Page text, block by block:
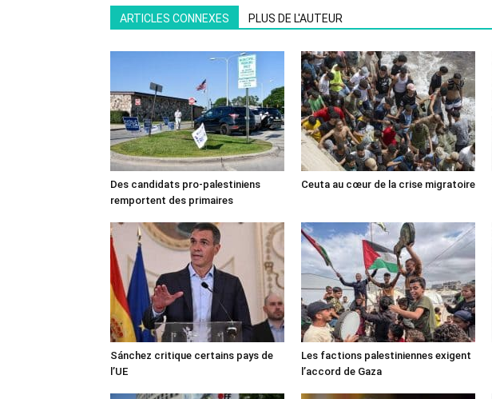
ARTICLES CONNEXES PLUS DE L'AUTEUR
Des candidats pro-palestiniens
remportent des primaires
Ceuta au cœur de la crise migratoire
Sánchez critique certains pays de
l’UE
Les factions palestiniennes exigent
l’accord de Gaza